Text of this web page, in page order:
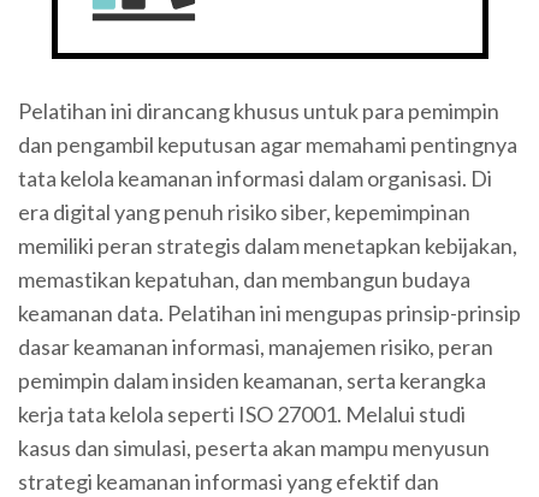
Pelatihan ini dirancang khusus untuk para pemimpin
dan pengambil keputusan agar memahami pentingnya
tata kelola keamanan informasi dalam organisasi. Di
era digital yang penuh risiko siber, kepemimpinan
memiliki peran strategis dalam menetapkan kebijakan,
memastikan kepatuhan, dan membangun budaya
keamanan data. Pelatihan ini mengupas prinsip-prinsip
dasar keamanan informasi, manajemen risiko, peran
pemimpin dalam insiden keamanan, serta kerangka
kerja tata kelola seperti ISO 27001. Melalui studi
kasus dan simulasi, peserta akan mampu menyusun
strategi keamanan informasi yang efektif dan